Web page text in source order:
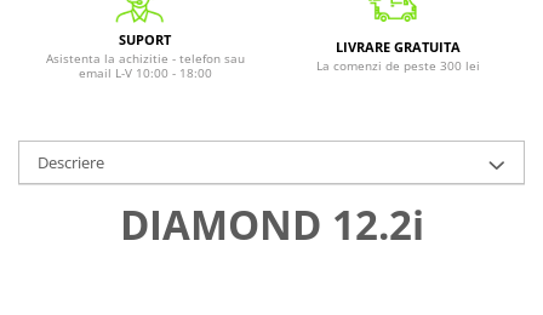
SUPORT
Asistenta la achizitie - telefon sau
email L-V 10:00 - 18:00
LIVRARE GRATUITA
La comenzi de peste 300 lei
Descriere
DIAMOND 12.2i